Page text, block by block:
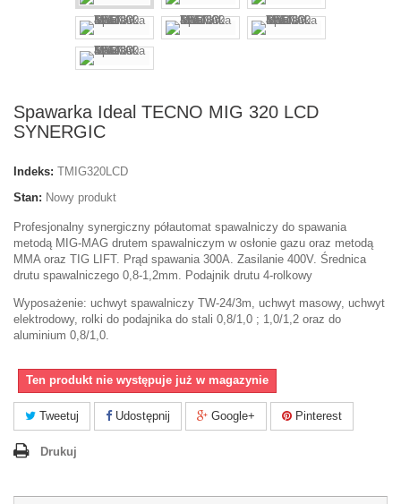
Spawarka Ideal TECNO MIG 320 LCD
SYNERGIC
Indeks: TMIG320LCD
Stan: Nowy produkt
Profesjonalny synergiczny półautomat spawalniczy do spawania
metodą MIG-MAG drutem spawalniczym w osłonie gazu oraz metodą
MMA oraz TIG LIFT. Prąd spawania 300A. Zasilanie 400V. Średnica
drutu spawalniczego 0,8-1,2mm. Podajnik drutu 4-rolkowy
Wyposażenie: uchwyt spawalniczy TW-24/3m, uchwyt masowy, uchwyt
elektrodowy, rolki do podajnika do stali 0,8/1,0 ; 1,0/1,2 oraz do
aluminium 0,8/1,0.
Ten produkt nie występuje już w magazynie
Tweetuj Udostępnij Google+ Pinterest
Drukuj